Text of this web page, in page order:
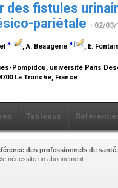
fistules
pariétale - 02/03/
a , A. Beaugerie a
, E.
Pompidou, université Paris
La Tronche, France
Tableaux
des professionnels de santé.
nécessite un abonnement.